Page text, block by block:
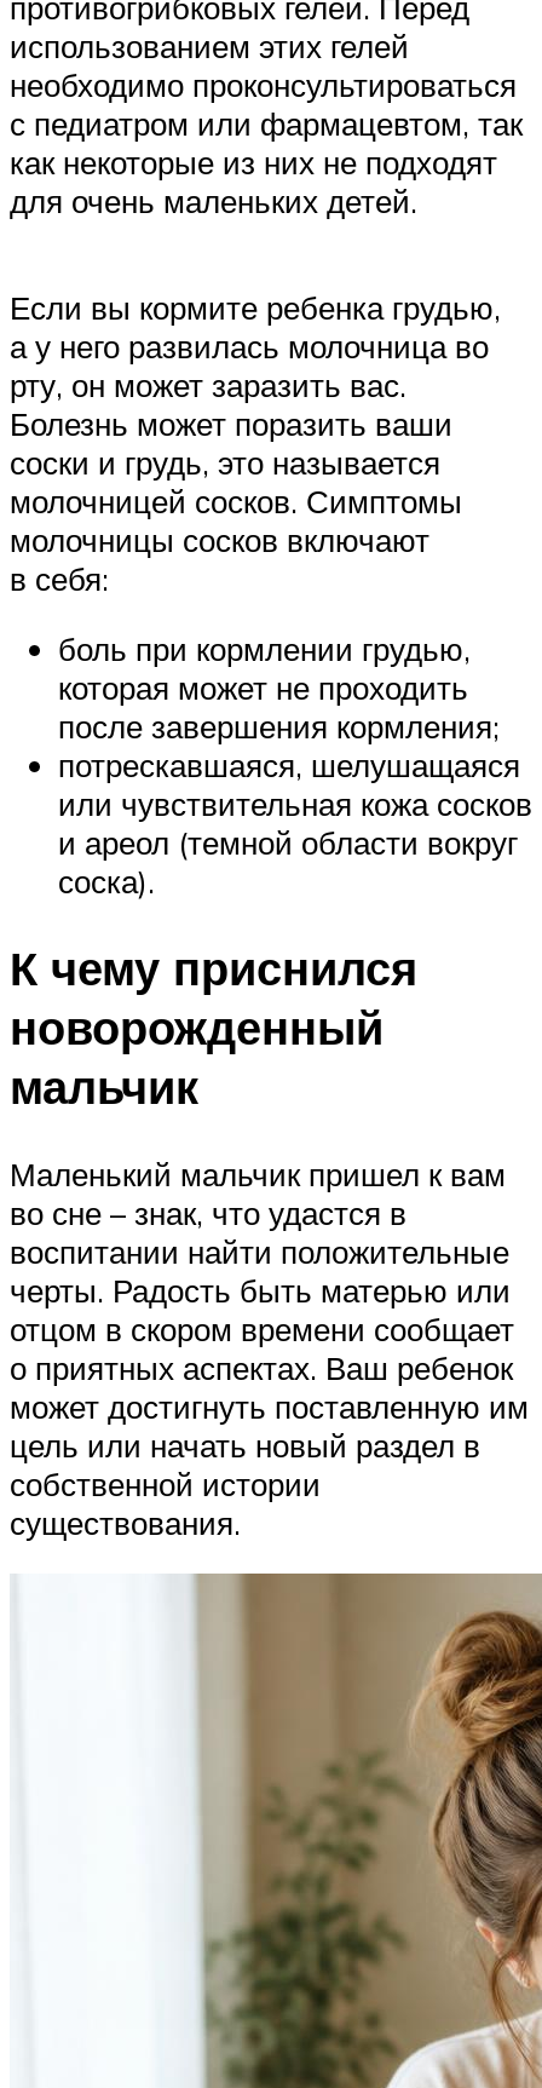
использованием этих гелей
необходимо проконсультироваться
с педиатром или фармацевтом, так
как некоторые из них не подходят
для очень маленьких детей.
Если вы кормите ребенка грудью,
а у него развилась молочница во
рту, он может заразить вас.
Болезнь может поразить ваши
соски и грудь, это называется
молочницей сосков. Симптомы
молочницы сосков включают
в себя:
боль при кормлении грудью,
которая может не проходить
после завершения кормления;
потрескавшаяся, шелушащаяся
или чувствительная кожа сосков
и ареол (темной области вокруг
соска).
К чему приснился
новорожденный
мальчик
Маленький мальчик пришел к вам
во сне – знак, что удастся в
воспитании найти положительные
черты. Радость быть матерью или
отцом в скором времени сообщает
о приятных аспектах. Ваш ребенок
может достигнуть поставленную им
цель или начать новый раздел в
собственной истории
существования.